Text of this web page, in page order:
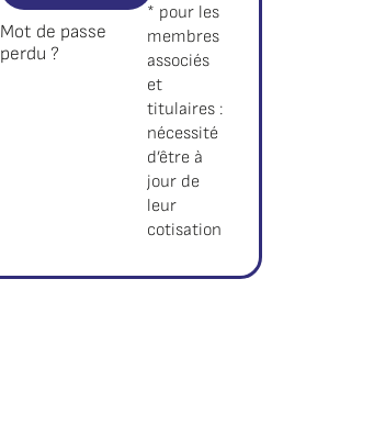
Mot de passe
perdu ?
* pour les
membres
associés
et
titulaires :
nécessité
d’être à
jour de
leur
cotisation